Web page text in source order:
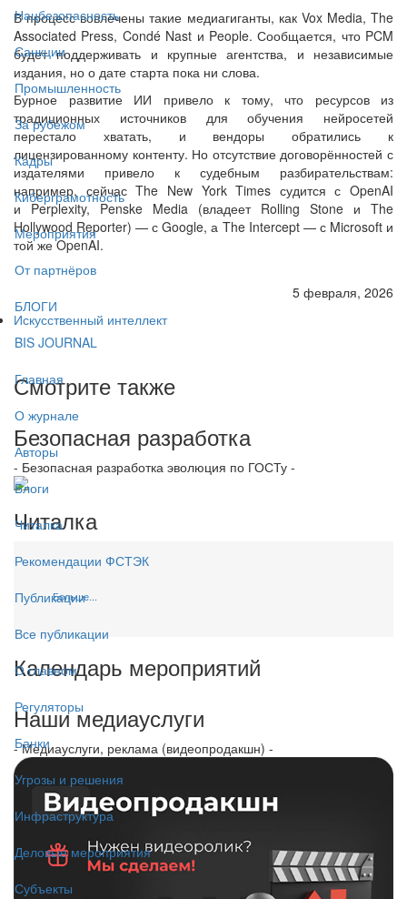
Нацбезопасность
Санкции
Промышленность
За рубежом
Кадры
Киберграмотность
Мероприятия
От партнёров
БЛОГИ
BIS JOURNAL
Главная
О журнале
Авторы
Блоги
Читалка
Рекомендации ФСТЭК
Публикации
Все публикации
О главном
Регуляторы
Банки
Угрозы и решения
Инфраструктура
Деловые мероприятия
Субъекты
В процесс вовлечены такие медиагиганты, как Vox Media, The
Associated Press, Condé Nast и People. Сообщается, что PCM
будет поддерживать и крупные агентства, и независимые
издания, но о дате старта пока ни слова.
Бурное развитие ИИ привело к тому, что ресурсов из
традиционных источников для обучения нейросетей
перестало хватать, и вендоры обратились к
лицензированному контенту. Но отсутствие договорённостей с
издателями привело к судебным разбирательствам:
например, сейчас The New York Times судится с OpenAI
и Perplexity, Penske Media (владеет Rolling Stone и The
Hollywood Reporter) — с Google, а The Intercept — с Microsoft и
той же OpenAI.
5 февраля, 2026
Искусственный интеллект
Смотрите также
Безопасная разработка
- Безопасная разработка эволюция по ГОСТу -
Читалка
Больше...
Календарь мероприятий
Наши медиауслуги
- Медиауслуги, реклама (видеопродакшн) -